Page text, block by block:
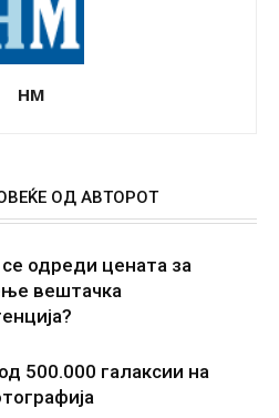
НМ
ОД АВТОРОТ
одреди цената за
вештачка
500.000 галаксии на